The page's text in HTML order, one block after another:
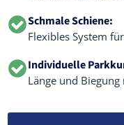
Schmale Schiene:
Flexibles System
Individuelle
Länge und